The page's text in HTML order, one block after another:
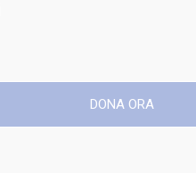
DONA ORA